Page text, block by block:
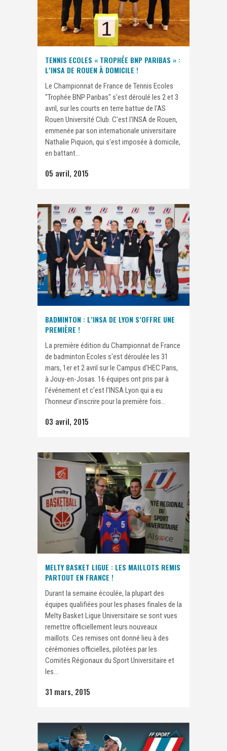
TENNIS ECOLES « TROPHÉE BNP PARIBAS » :
L’INSA DE ROUEN À DOMICILE !
Le Championnat de France de Tennis Ecoles
"Trophée BNP Paribas" s'est déroulé les 2 et 3
avril, sur les courts en terre battue de l'AS
Rouen Université Club. C'est l'INSA de Rouen,
emmenée par son internationale universitaire
Nathalie Piquion, qui s'est imposée à domicile,
en battant...
05 avril, 2015
BADMINTON : L’INSA DE LYON S’OFFRE UNE
PREMIÈRE !
La première édition du Championnat de France
de badminton Ecoles s'est déroulée les 31
mars, 1er et 2 avril sur le Campus d'HEC Paris,
à Jouy-en-Josas. 16 équipes ont pris par à
l'événement et c'est l'INSA Lyon qui a eu
l'honneur d'inscrire pour la première fois...
03 avril, 2015
MELTY BASKET LIGUE : LES MAILLOTS REMIS
PARTOUT EN FRANCE !
Durant la semaine écoulée, la plupart des
équipes qualifiées pour les phases finales de la
Melty Basket Ligue Universitaire se sont vues
remettre officiellement leurs nouveaux
maillots. Ces remises ont donné lieu à des
cérémonies officielles, pilotées par les
Comités Régionaux du Sport Universitaire et
les...
31 mars, 2015